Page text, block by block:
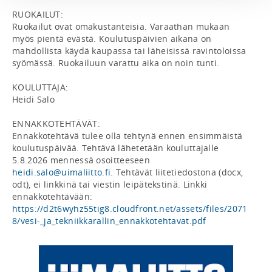
RUOKAILUT:
Ruokailut ovat omakustanteisia. Varaathan mukaan
myös pientä evästä. Koulutuspäivien aikana on
mahdollista käydä kaupassa tai läheisissä ravintoloissa
syömässä. Ruokailuun varattu aika on noin tunti.
KOULUTTAJA:
Heidi Salo
ENNAKKOTEHTÄVÄT:
Ennakkotehtävä tulee olla tehtynä ennen ensimmäistä
koulutuspäivää. Tehtävä lähetetään kouluttajalle
heidi.salo@uimaliitto.fi. Tehtävät liitetiedostona (docx,
odt), ei linkkinä tai viestin leipätekstinä. Linkki
https://d2t6wyhz55tig8.cloudfront.net/assets/files/2071
8/vesi-_ja_tekniikkarallin_ennakkotehtavat.pdf